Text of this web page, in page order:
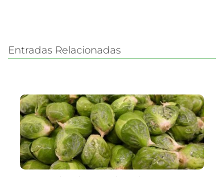
Entradas Relacionadas